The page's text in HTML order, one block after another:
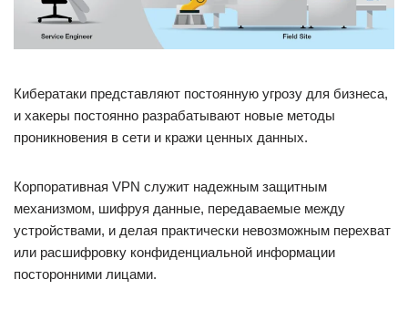
Кибератаки представляют постоянную угрозу для бизнеса,
и хакеры постоянно разрабатывают новые методы
проникновения в сети и кражи ценных данных.
Корпоративная VPN служит надежным защитным
механизмом, шифруя данные, передаваемые между
устройствами, и делая практически невозможным перехват
или расшифровку конфиденциальной информации
посторонними лицами.